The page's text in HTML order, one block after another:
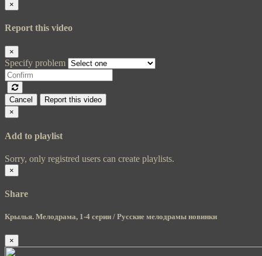
×
Report this video
×
Specify problem
Cancel
Report this video
×
Add to playlist
Sorry, only registred users can create playlists.
×
Share
Крылья. Мелодрама, 1-4 серии / Русские мелодрамы новинки
×